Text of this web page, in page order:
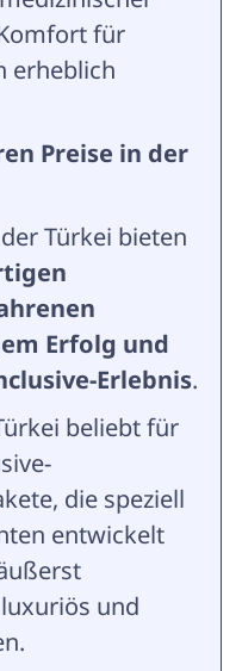
für
erheblich
Preise in der
Türkei bieten
Erfolg und
Erlebnis.
beliebt für
die speziell
entwickelt
und